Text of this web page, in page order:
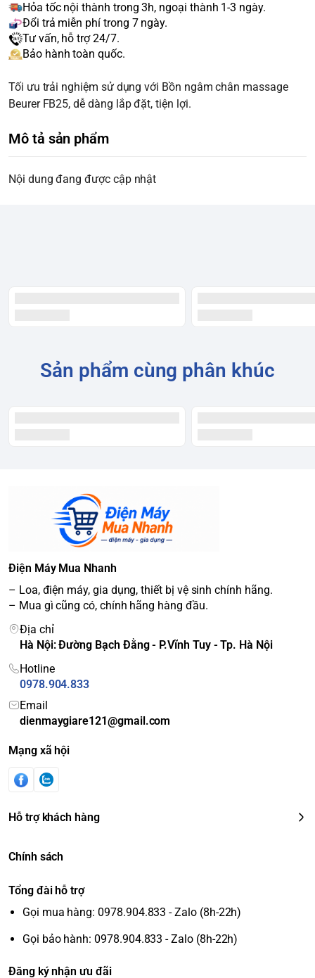
Hỏa tốc nội thành trong 3h, ngoại thành 1-3 ngày.
Đổi trả miễn phí trong 7 ngày.
Tư vấn, hỗ trợ 24/7.
Bảo hành toàn quốc.
Tối ưu trải nghiệm sử dụng với Bồn ngâm chân massage
Beurer FB25, dễ dàng lắp đặt, tiện lợi.
Mô tả sản phẩm
Nội dung đang được cập nhật
Sản phẩm cùng phân khúc
Điện Máy Mua Nhanh
– Loa, điện máy, gia dụng, thiết bị vệ sinh chính hãng.
– Mua gì cũng có, chính hãng hàng đầu.
Địa chỉ
Hà Nội: Đường Bạch Đằng - P.Vĩnh Tuy - Tp. Hà Nội
Hotline
0978.904.833
Email
dienmaygiare121@gmail.com
Mạng xã hội
Hỗ trợ khách hàng
Chính sách
Tổng đài hỗ trợ
Gọi mua hàng: 0978.904.833 - Zalo (8h-22h)
Gọi bảo hành: 0978.904.833 - Zalo (8h-22h)
Đăng ký nhận ưu đãi